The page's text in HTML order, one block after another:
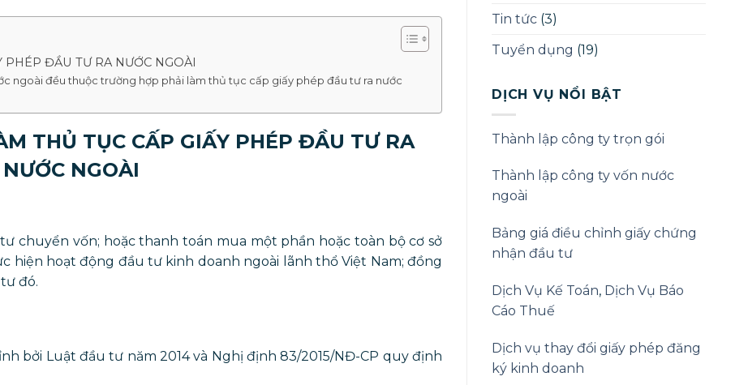
PHÉP ĐẦU TƯ RA NƯỚC NGOÀI
ngoài đều thuộc trường hợp phải làm thủ tục cấp giấy phép đầu tư ra nước
THỦ TỤC CẤP GIẤY PHÉP ĐẦU TƯ RA
NƯỚC NGOÀI
chuyển vốn; hoặc thanh toán mua một phần hoặc toàn bộ cơ sở
hiện hoạt động đầu tư kinh doanh ngoài lãnh thổ Việt Nam; đồng
đó.
bởi Luật đầu tư năm 2014 và Nghị định 83/2015/NĐ-CP quy định
Tin tức (3)
Tuyển dụng (19)
DỊCH VỤ NỔI BẬT
Thành lập công ty trọn gói
Thành lập công ty vốn nước
ngoài
Bảng giá điều chỉnh giấy chứng
nhận đầu tư
Dịch Vụ Kế Toán, Dịch Vụ Báo
Cáo Thuế
Dịch vụ thay đổi giấy phép đăng
ký kinh doanh